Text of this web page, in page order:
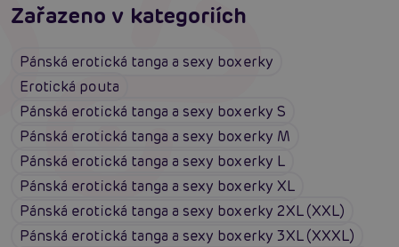
Zařazeno v kategoriích
Pánská erotická tanga a sexy boxerky
Erotická pouta
Pánská erotická tanga a sexy boxerky S
Pánská erotická tanga a sexy boxerky M
Pánská erotická tanga a sexy boxerky L
Pánská erotická tanga a sexy boxerky XL
Pánská erotická tanga a sexy boxerky 2XL (XXL)
Pánská erotická tanga a sexy boxerky 3XL (XXXL)